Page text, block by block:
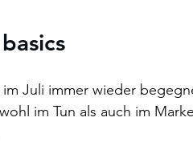
Juli immer wieder
im Tun als auch im